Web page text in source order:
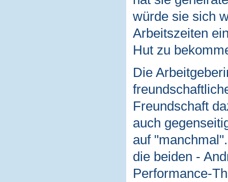
würde sie sich
Arbeitszeiten
Hut zu
Die
Freundschaft
auch
auf
die beiden -
Performance-